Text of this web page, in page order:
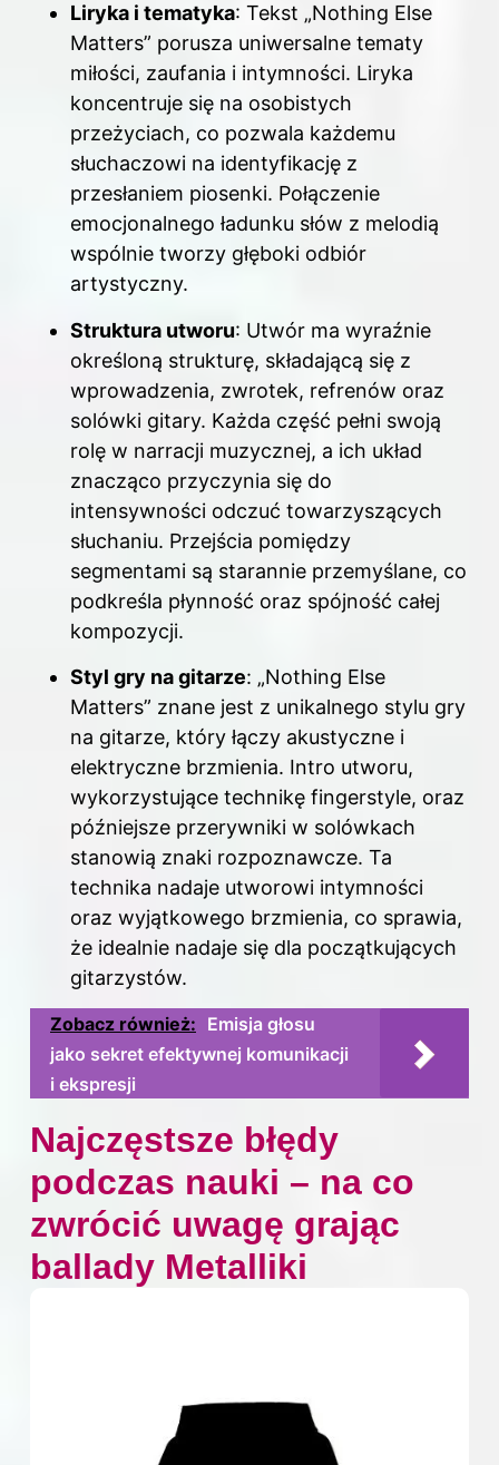
Liryka i tematyka: Tekst „Nothing Else
Matters” porusza uniwersalne tematy
miłości, zaufania i intymności. Liryka
koncentruje się na osobistych
przeżyciach, co pozwala każdemu
słuchaczowi na identyfikację z
przesłaniem piosenki. Połączenie
emocjonalnego ładunku słów z melodią
wspólnie tworzy głęboki odbiór
artystyczny.
Struktura utworu: Utwór ma wyraźnie
określoną strukturę, składającą się z
wprowadzenia, zwrotek, refrenów oraz
solówki gitary. Każda część pełni swoją
rolę w narracji muzycznej, a ich układ
znacząco przyczynia się do
intensywności odczuć towarzyszących
słuchaniu. Przejścia pomiędzy
segmentami są starannie przemyślane, co
podkreśla płynność oraz spójność całej
kompozycji.
Styl gry na gitarze: „Nothing Else
Matters” znane jest z unikalnego stylu gry
na gitarze, który łączy akustyczne i
elektryczne brzmienia. Intro utworu,
wykorzystujące technikę fingerstyle, oraz
późniejsze przerywniki w solówkach
stanowią znaki rozpoznawcze. Ta
technika nadaje utworowi intymności
oraz wyjątkowego brzmienia, co sprawia,
że idealnie nadaje się dla początkujących
gitarzystów.
Zobacz również: Emisja głosu
jako sekret efektywnej komunikacji
i ekspresji
Najczęstsze błędy
podczas nauki – na co
zwrócić uwagę grając
ballady Metalliki